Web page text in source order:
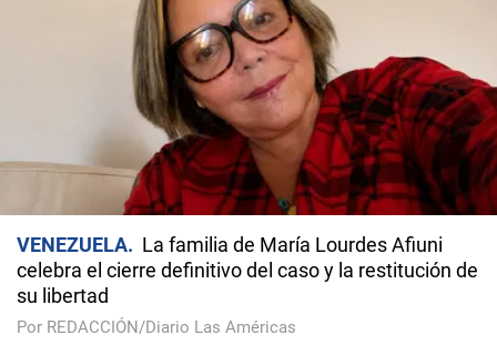
VENEZUELA
La familia de María Lourdes Afiuni
celebra el cierre definitivo del caso y la restitución de
su libertad
Por REDACCIÓN/Diario Las Américas